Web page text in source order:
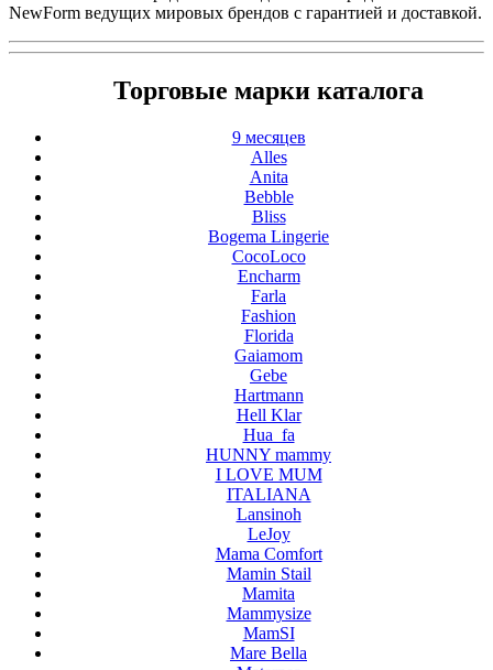
NewForm ведущих мировых брендов с гарантией и доставкой.
Торговые марки каталога
9 месяцев
Alles
Anita
Bebble
Bliss
Bogema Lingerie
CocoLoco
Encharm
Farla
Fashion
Florida
Gaiamom
Gebe
Hartmann
Hell Klar
Hua_fa
HUNNY mammy
I LOVE MUM
ITALIANA
Lansinoh
LeJoy
Mama Comfort
Mamin Stail
Mamita
Mammysize
MamSI
Mare Bella